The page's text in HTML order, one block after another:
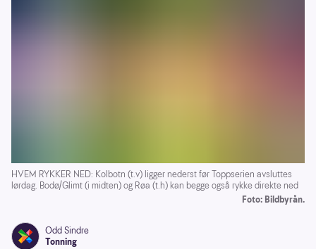
HVEM RYKKER NED: Kolbotn (t.v) ligger nederst før Toppserien avsluttes
lørdag. Bodø/Glimt (i midten) og Røa (t.h) kan begge også rykke direkte ned
Foto: Bildbyrån.
Odd Sindre
Tonning